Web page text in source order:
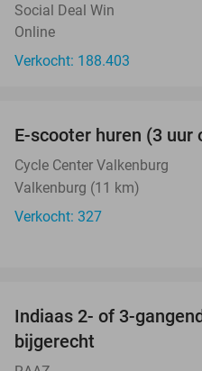
Social Deal Win
Online
Verkocht: 188.403
E-scooter huren (3 uur
Cycle Center Valkenburg
Valkenburg (11 km)
Verkocht: 327
Indiaas 2- of 3-
bijgerecht